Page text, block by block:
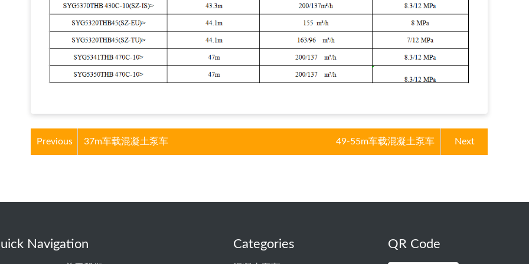
Previous 37m车载混凝土泵车 49-55m车载混凝土泵车 Next
Navigation Categories QR Code